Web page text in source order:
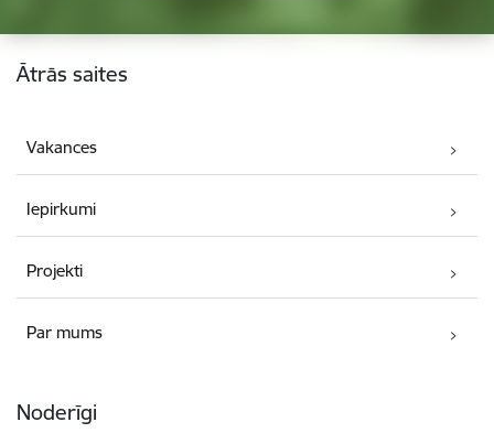
Kājene
Ātrās saites
Vakances
Iepirkumi
Projekti
Par mums
Noderīgi